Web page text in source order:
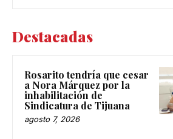
Destacadas
Rosarito tendría que cesar
a Nora Márquez por la
inhabilitación de
Sindicatura de Tijuana
agosto 7, 2026